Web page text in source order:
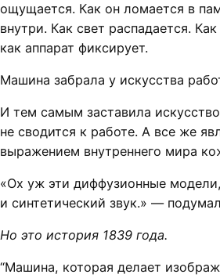
ощущается. Как он ломается в
внутри. Как свет распадается.
как аппарат фиксирует.
Машина забрала у искусства
И тем самым заставила
не сводится к работе. А все же
выражением внутреннего мира
«Ох уж эти диффузионные
и синтетический звук.» —
Но это история 1839 года.
“Машина, которая делает